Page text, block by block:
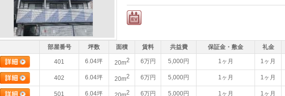
部屋番号 坪数 面積 賃料 共益費 保証金・敷金 礼金
401 6.04坪 20m2 6万円 5,000円 1ヶ月 1ヶ月
402 6.04坪 20m2 6万円 5,000円 1ヶ月 1ヶ月
501 6.04坪 2 6万円 5,000円 1ヶ月 1ヶ月